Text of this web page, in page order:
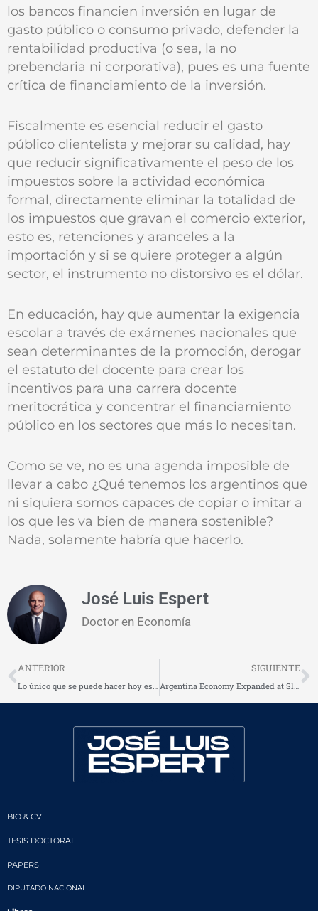
los bancos financien inversión en lugar de
gasto público o consumo privado, defender la
rentabilidad productiva (o sea, la no
prebendaria ni corporativa), pues es una fuente
crítica de financiamiento de la inversión.
Fiscalmente es esencial reducir el gasto
público clientelista y mejorar su calidad, hay
que reducir significativamente el peso de los
impuestos sobre la actividad económica
formal, directamente eliminar la totalidad de
los impuestos que gravan el comercio exterior,
esto es, retenciones y aranceles a la
importación y si se quiere proteger a algún
sector, el instrumento no distorsivo es el dólar.
En educación, hay que aumentar la exigencia
escolar a través de exámenes nacionales que
sean determinantes de la promoción, derogar
el estatuto del docente para crear los
incentivos para una carrera docente
meritocrática y concentrar el financiamiento
público en los sectores que más lo necesitan.
Como se ve, no es una agenda imposible de
llevar a cabo ¿Qué tenemos los argentinos que
ni siquiera somos capaces de copiar o imitar a
los que les va bien de manera sostenible?
Nada, solamente habría que hacerlo.
José Luis Espert
Doctor en Economía
Prev
ANTERIOR
Lo único que se puede hacer hoy es devaluar o despedir
SIGUIENTE
Argentina Economy Expanded at Slowest Pace Since 2003
BIO & CV
TESIS DOCTORAL
PAPERS
DIPUTADO NACIONAL